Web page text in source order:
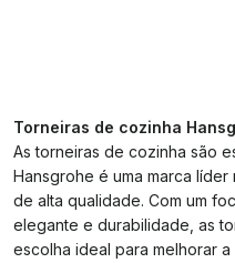
Torneiras de cozinha
As torneiras de cozinha são
Hansgrohe é uma marca
de alta qualidade. Com um
elegante e durabilidade, as
escolha ideal para melhorar